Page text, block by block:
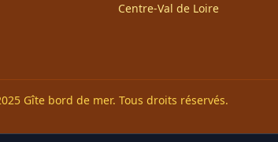
Centre-Val de Loire
Gîte bord de mer. Tous droits réservés.